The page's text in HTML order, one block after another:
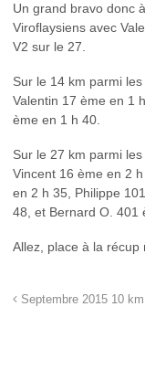
Un grand bravo donc
Viroflaysiens avec
V2 sur le 27.
Sur le 14 km parmi
Valentin 17 ème en 1
ème en 1 h 40.
Sur le 27 km parmi
Vincent 16 ème en 2
en 2 h 35, Philippe
48, et Bernard O. 401
Allez, place à la récup
Septembre 2015 10